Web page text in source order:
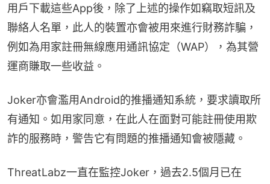
用戶下載這些App後，除了上述的操作如竊取短訊及
聯絡人名單，此人的裝置亦會被用來進行財務詐騙，
例如為用家註冊無線應用通訊協定（WAP），為其營
運商賺取一些收益。
Joker亦會濫用Android的推播通知系統，要求讀取所
有通知。如用家同意，在此人在面對可能註冊使用欺
詐的服務時，警告它有問題的推播通知會被隱藏。
ThreatLabz一直在監控Joker，過去2.5個月已在